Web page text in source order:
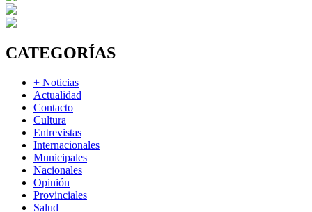
CATEGORÍAS
+ Noticias
Actualidad
Contacto
Cultura
Entrevistas
Internacionales
Municipales
Nacionales
Opinión
Provinciales
Salud